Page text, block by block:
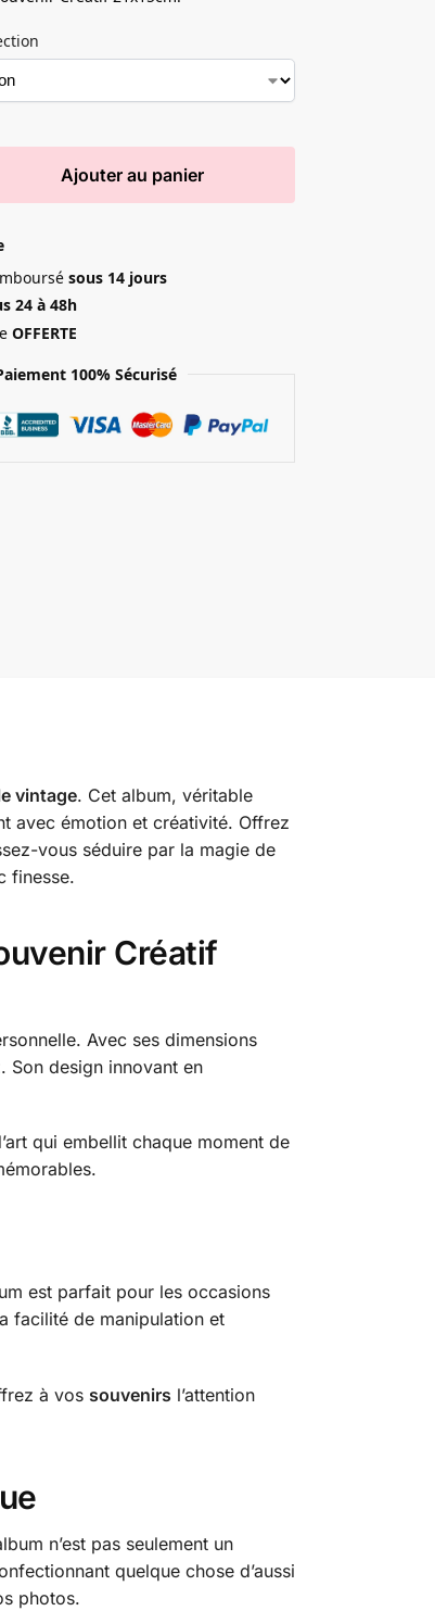
Ajouter au panier
sous 14 jours
24 à 48h
OFFERTE
100% Sécurisé
vintage. Cet album, véritable
avec émotion et créativité. Offrez
vous séduire par la magie de
finesse.
Créatif
Avec ses dimensions
Son design innovant en
qui embellit chaque moment de
est parfait pour les occasions
facilité de manipulation et
à vos souvenirs l’attention
n’est pas seulement un
quelque chose d’aussi
photos.